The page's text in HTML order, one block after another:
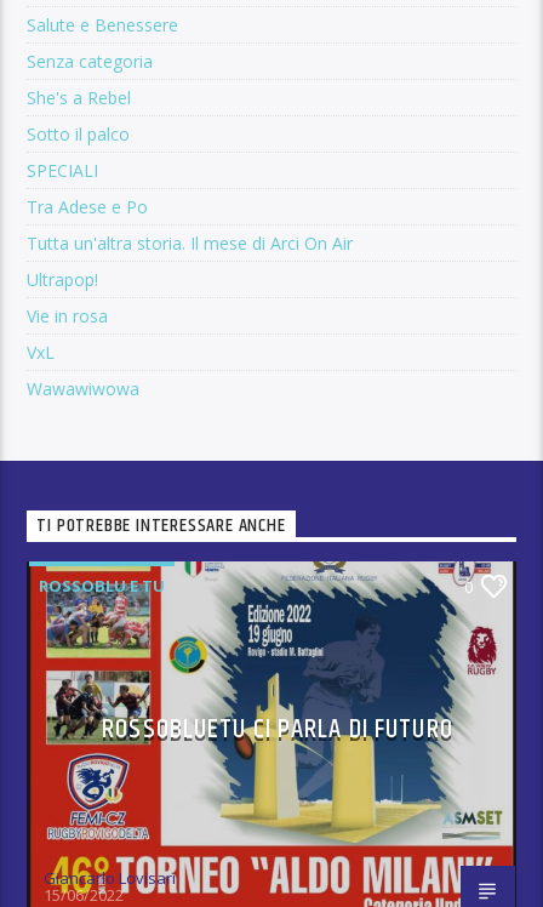
Salute e Benessere
Senza categoria
She's a Rebel
Sotto il palco
SPECIALI
Tra Adese e Po
Tutta un'altra storia. Il mese di Arci On Air
Ultrapop!
Vie in rosa
VxL
Wawawiwowa
TI POTREBBE INTERESSARE ANCHE
ROSSOBLU E TU 0
ROSSOBLUETU CI PARLA DI FUTURO
Giancarlo Lovisari
15/06/2022